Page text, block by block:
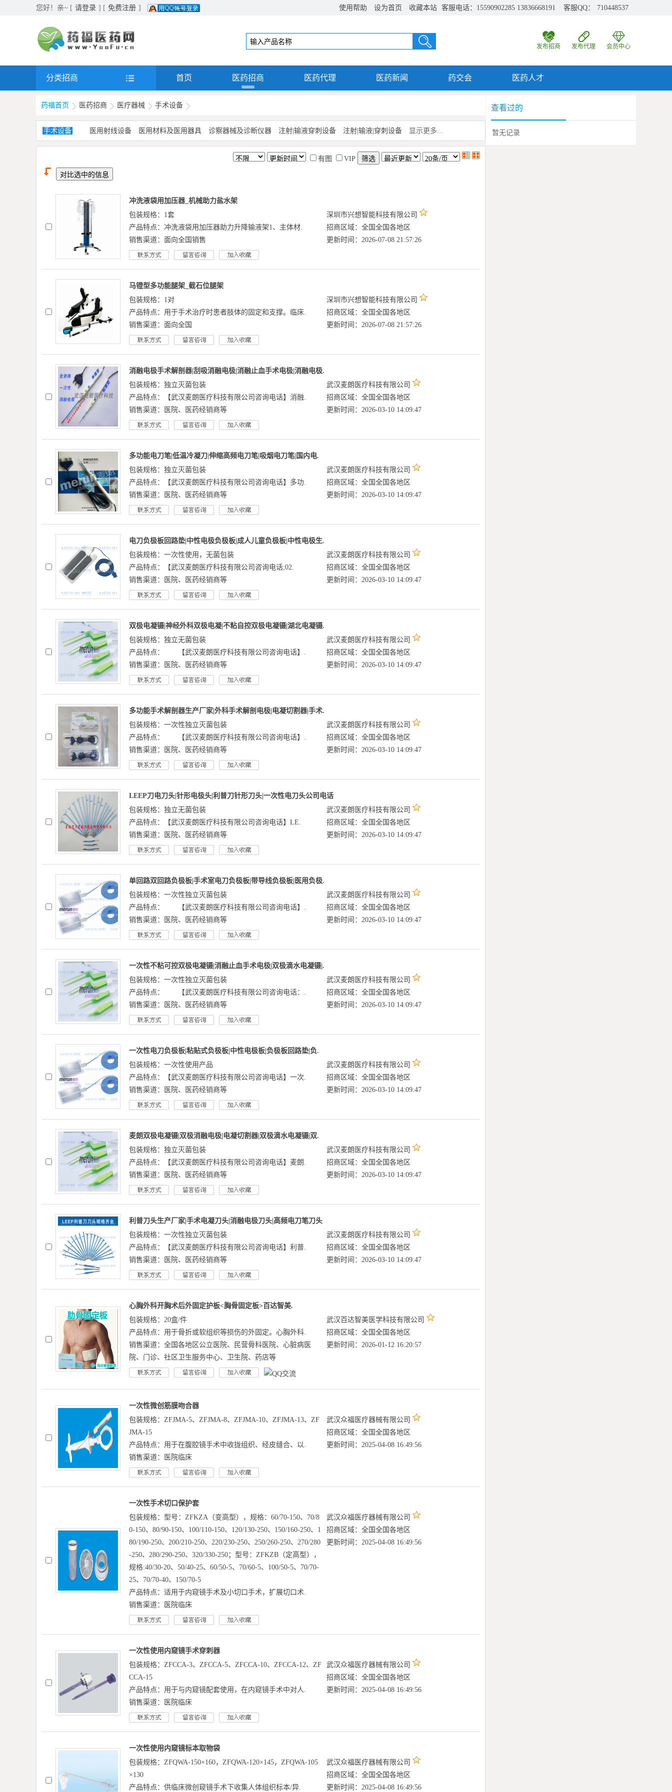
使用帮助 设为首页 收藏本站 客服电话：15590902285 13836668191 客服QQ： 710448537
您好！亲~ [ 请登录 ] [ 免费注册 ]
发布招商 发布代理 会员中心
分类招商 首页 医药招商 医药代理 医药新闻 药交会 医药人才
查看过的
暂无记录
药福首页 医药招商 医疗器械 手术设备
手术设备 医用射线设备 医用材料及医用器具 诊察器械及诊断仪器 注射|输液穿刺设备 注射|输液|穿刺设备 显示更多...
有图 VIP
冲洗液袋用加压器_机械助力盐水架
包装规格：1套
产品特点：冲洗液袋用加压器助力升降输液架1、主体材.
销售渠道：面向全国销售
深圳市兴想智能科技有限公司
招商区域：全国全国各地区
更新时间：2026-07-08 21:57:26
马镫型多功能腿架_截石位腿架
包装规格：1对
产品特点：用于手术治疗时患者肢体的固定和支撑。临床.
销售渠道：面向全国
深圳市兴想智能科技有限公司
招商区域：全国全国各地区
更新时间：2026-07-08 21:57:26
消融电极手术解剖器|刮吸消融电极|消融止血手术电极|消融电极.
包装规格：独立灭菌包装
产品特点：【武汉麦朗医疗科技有限公司咨询电话】消融.
销售渠道：医院、医药经销商等
武汉麦朗医疗科技有限公司
招商区域：全国全国各地区
更新时间：2026-03-10 14:09:47
多功能电刀笔|低温冷凝刀|伸缩高频电刀笔|吸烟电刀笔|国内电.
包装规格：独立灭菌包装
产品特点：【武汉麦朗医疗科技有限公司咨询电话】多功.
销售渠道：医院、医药经销商等
武汉麦朗医疗科技有限公司
招商区域：全国全国各地区
更新时间：2026-03-10 14:09:47
电刀负极板回路垫|中性电极负极板|成人儿童负极板|中性电极生.
包装规格：一次性使用，无菌包装
产品特点：【武汉麦朗医疗科技有限公司咨询电话;02.
销售渠道：医院、医药经销商等
武汉麦朗医疗科技有限公司
招商区域：全国全国各地区
更新时间：2026-03-10 14:09:47
双极电凝镊|神经外科双极电凝|不粘自控双极电凝镊|湖北电凝镊.
包装规格：独立无菌包装
产品特点： 【武汉麦朗医疗科技有限公司咨询电话】.
销售渠道：医院、医药经销商等
武汉麦朗医疗科技有限公司
招商区域：全国全国各地区
更新时间：2026-03-10 14:09:47
多功能手术解剖器生产厂家|外科手术解剖电极|电凝切割器|手术.
包装规格：一次性独立灭菌包装
产品特点： 【武汉麦朗医疗科技有限公司咨询电话】.
销售渠道：医院、医药经销商等
武汉麦朗医疗科技有限公司
招商区域：全国全国各地区
更新时间：2026-03-10 14:09:47
LEEP刀电刀头|针形电极头|利普刀针形刀头|一次性电刀头公司电话
包装规格：独立无菌包装
产品特点：【武汉麦朗医疗科技有限公司咨询电话】LE.
销售渠道：医院、医药经销商等
武汉麦朗医疗科技有限公司
招商区域：全国全国各地区
更新时间：2026-03-10 14:09:47
单回路双回路负极板|手术室电刀负极板|带导线负极板|医用负极.
包装规格：一次性独立灭菌包装
产品特点： 【武汉麦朗医疗科技有限公司咨询电话】.
销售渠道：医院、医药经销商等
武汉麦朗医疗科技有限公司
招商区域：全国全国各地区
更新时间：2026-03-10 14:09:47
一次性不粘可控双极电凝镊|消融止血手术电极|双极滴水电凝镊|.
包装规格：一次性独立灭菌包装
产品特点： 【武汉麦朗医疗科技有限公司咨询电话：.
销售渠道：医院、医药经销商等
武汉麦朗医疗科技有限公司
招商区域：全国全国各地区
更新时间：2026-03-10 14:09:47
一次性电刀负极板|粘贴式负极板|中性电极板|负极板回路垫|负.
包装规格：一次性使用产品
产品特点：【武汉麦朗医疗科技有限公司咨询电话】一次.
销售渠道：医院、医药经销商等
武汉麦朗医疗科技有限公司
招商区域：全国全国各地区
更新时间：2026-03-10 14:09:47
麦朗双极电凝镊|双极消融电极|电凝切割器|双极滴水电凝镊|双.
包装规格：独立灭菌包装
产品特点：【武汉麦朗医疗科技有限公司咨询电话】麦朗.
销售渠道：医院、医药经销商等
武汉麦朗医疗科技有限公司
招商区域：全国全国各地区
更新时间：2026-03-10 14:09:47
利普刀头生产厂家|手术电凝刀头|消融电极刀头|高频电刀笔刀头
包装规格：一次性独立灭菌包装
产品特点：【武汉麦朗医疗科技有限公司咨询电话】利普.
销售渠道：医院、医药经销商等
武汉麦朗医疗科技有限公司
招商区域：全国全国各地区
更新时间：2026-03-10 14:09:47
心胸外科开胸术后外固定护板<胸骨固定板>百达智美.
包装规格：20盒/件
产品特点：用于骨折或软组织等损伤的外固定。心胸外科.
销售渠道：全国各地区公立医院、民营骨科医院、心脏病医
院、门诊、社区卫生服务中心、卫生院、药店等
武汉百达智美医学科技有限公司
招商区域：全国全国各地区
更新时间：2026-01-12 16:20:57
一次性微创筋膜吻合器
包装规格：ZFJMA-5、ZFJMA-8、ZFJMA-10、ZFJMA-13、ZF
JMA-15
产品特点：用于在腹腔镜手术中收拢组织、经皮缝合、以.
销售渠道：医院临床
武汉众福医疗器械有限公司
招商区域：全国全国各地区
更新时间：2025-04-08 16:49:56
一次性手术切口保护套
包装规格：型号：ZFKZA（变高型），规格：60/70-150、70/8
0-150、80/90-150、100/110-150、120/130-250、150/160-250、1
80/190-250、200/210-250、220/230-250、250/260-250、270/280
-250、280/290-250、320/330-250；型号：ZFKZB（定高型），
规格:40/30-20、50/40-25、60/50-5、70/60-5、100/50-5、70/70-
25、70/70-40、150/70-5
产品特点：适用于内窥镜手术及小切口手术，扩展切口术.
销售渠道：医院临床
武汉众福医疗器械有限公司
招商区域：全国全国各地区
更新时间：2025-04-08 16:49:56
一次性使用内窥镜手术穿刺器
包装规格：ZFCCA-3、ZFCCA-5、ZFCCA-10、ZFCCA-12、ZF
CCA-15
产品特点：用于与内窥镜配套使用，在内窥镜手术中对人.
销售渠道：医院临床
武汉众福医疗器械有限公司
招商区域：全国全国各地区
更新时间：2025-04-08 16:49:56
一次性使用内窥镜标本取物袋
包装规格：ZFQWA-150×160，ZFQWA-120×145，ZFQWA-105
×130
产品特点：供临床微创窥镜手术下收集人体组织标本/异.
武汉众福医疗器械有限公司
招商区域：全国全国各地区
更新时间：2025-04-08 16:49:56